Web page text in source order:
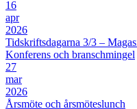
16
apr
2026
Tidskriftsdagarna 3/3 –
Konferens och branschmingel
27
mar
2026
Årsmöte och årsmöteslunch